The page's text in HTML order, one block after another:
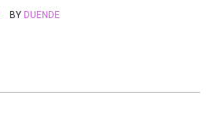
BY DUENDE